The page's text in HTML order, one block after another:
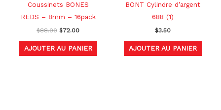
Coussinets BONES
REDS – 8mm – 16pack
$88.00 $72.00
AJOUTER AU PANIER
BONT Cylindre d’argent
688 (1)
$3.50
AJOUTER AU PANIER